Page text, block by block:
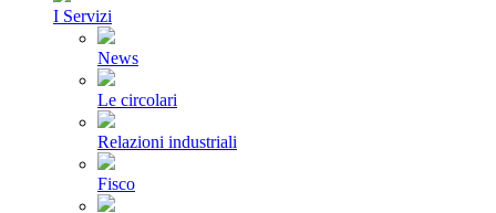
I Servizi
News
Le circolari
Relazioni industriali
Fisco